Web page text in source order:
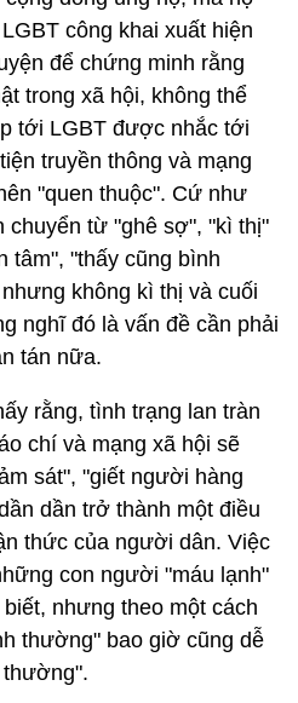
công khai xuất hiện
để chứng minh rằng
trong xã hội, không thể
tới LGBT được nhắc tới
truyền thông và mạng
"quen thuộc". Cứ như
chuyển từ "ghê sợ", "kì thị"
tâm", "thấy cũng bình
không kì thị và cuối
nghĩ đó là vấn đề cần phải
tán nữa.
rằng, tình trạng lan tràn
chí và mạng xã hội sẽ
sát", "giết người hàng
dần trở thành một điều
thức của người dân. Việc
con người "máu lạnh"
nhưng theo một cách
thường" bao giờ cũng dễ